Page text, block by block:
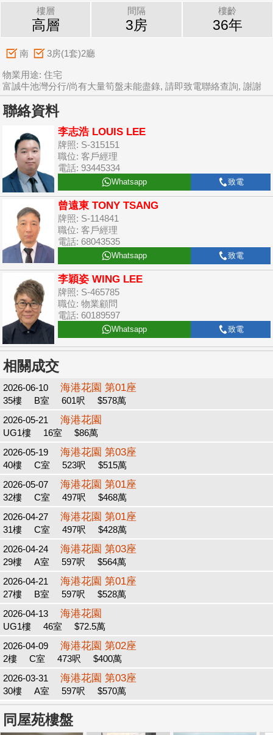
樓層
高層
間隔
3房
樓齡
36年
南 3房(1套)2廳
物業用途: 住宅
富誠牛池灣分行/尚有大量筍盤未能盡錄, 請即致電聯絡查詢, 謝謝
聯絡資料
李志浩 LOUIS LEE
牌照: S-315151
職位: 客戶經理
電話: 93445334
Whatsapp 致電
曾遠東 TONY TSANG
牌照: S-114841
職位: 客戶經理
電話: 68043535
Whatsapp 致電
李穎姿 WING LEE
牌照: S-465785
職位: 物業顧問
電話: 60189597
Whatsapp 致電
相關成交
2026-06-10 海港花園 第01座
35樓 B室 601呎
$578萬
2026-05-21
海港花園
UG1樓 16室
$86萬
2026-05-19
海港花園 第03座
40樓 C室 523呎
$515萬
2026-05-07
海港花園 第01座
32樓 C室 497呎
$468萬
2026-04-27
海港花園 第01座
31樓 C室 497呎
$428萬
2026-04-24
海港花園 第03座
29樓 A室 597呎
$564萬
2026-04-21
海港花園 第01座
27樓 B室 597呎
$528萬
2026-04-13
海港花園
UG1樓 46室
$72.5萬
2026-04-09
海港花園 第02座
2樓 C室 473呎
$400萬
2026-03-31
海港花園 第03座
30樓 A室 597呎 $570萬
同屋苑樓盤